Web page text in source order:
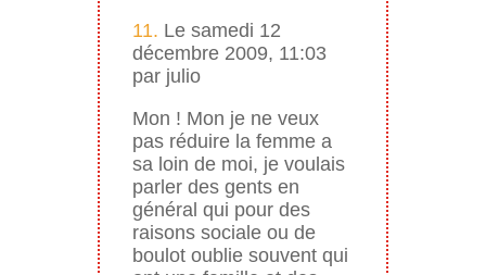
11. Le samedi 12
décembre 2009, 11:03
par julio
Mon ! Mon je ne veux
pas réduire la femme a
sa loin de moi, je voulais
parler des gents en
général qui pour des
raisons sociale ou de
boulot oublie souvent qui